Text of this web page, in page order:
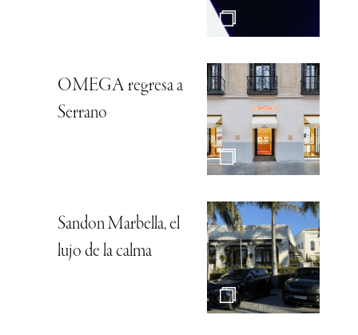
OMEGA regresa a
Serrano
Sandon Marbella, el
lujo de la calma